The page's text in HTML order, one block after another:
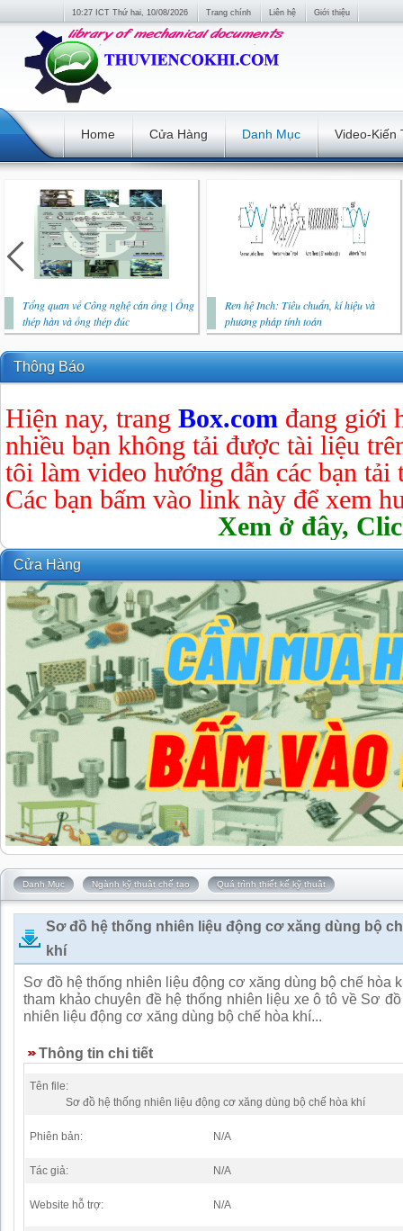
10:27 ICT Thứ hai, 10/08/2026 Trang chính Liên hệ Giới thiệu
Home Cửa Hàng Danh Mục Video-Kiến
Tổng quan về Công nghệ cán ống | Ống
thép hàn và ống thép đúc
Ren hệ Inch: Tiêu chuẩn, kí hiệu và
phương pháp tính toán
Thông Báo
Hiện nay, trang Box.com đang giới
nhiều bạn không tải được tài liệu
tôi làm video hướng dẫn các bạn tải
Các bạn bấm vào link này để xem
Xem ở đây,
Cửa Hàng
Danh Mục Ngành kỹ thuật chế tạo Quá trình thiết kế kỹ thuật
Sơ đồ hệ thống nhiên liệu động cơ xăng dùng bộ
khí
Sơ đồ hệ thống nhiên liệu động cơ xăng dùng bộ chế hòa
tham khảo chuyên đề hệ thống nhiên liệu xe ô tô về Sơ
nhiên liệu động cơ xăng dùng bộ chế hòa khí...
Thông tin chi tiết
Tên file:
Sơ đồ hệ thống nhiên liệu động cơ xăng dùng bộ chế hòa khí
Phiên bản: N/A
Tác giả: N/A
Website hỗ trợ: N/A